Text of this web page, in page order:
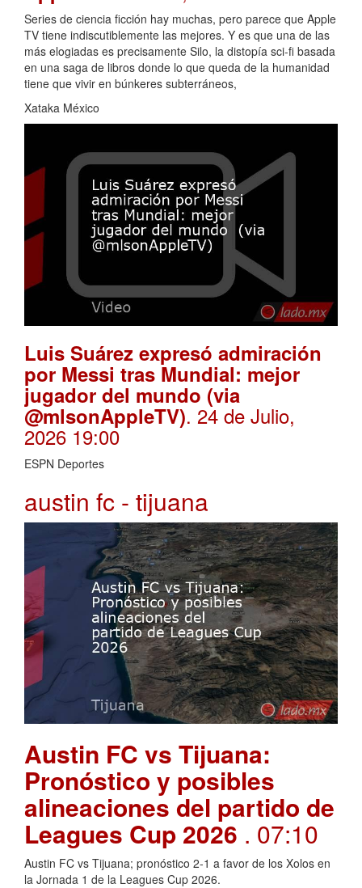
Series de ciencia ficción hay muchas, pero parece que Apple
TV tiene indiscutiblemente las mejores. Y es que una de las
más elogiadas es precisamente Silo, la distopía sci-fi basada
en una saga de libros donde lo que queda de la humanidad
tiene que vivir en búnkeres subterráneos,
Xataka México
Luis Suárez expresó admiración
por Messi tras Mundial: mejor
jugador del mundo (via
@mlsonAppleTV). 24 de Julio,
2026 19:00
ESPN Deportes
austin fc - tijuana
Austin FC vs Tijuana:
Pronóstico y posibles
alineaciones del partido de
Leagues Cup 2026 . 07:10
Austin FC vs Tijuana; pronóstico 2-1 a favor de los Xolos en
la Jornada 1 de la Leagues Cup 2026.